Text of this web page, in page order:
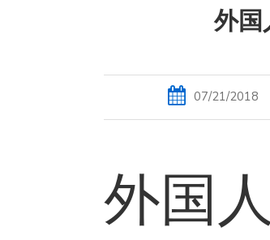
外
07/21/2018
外国